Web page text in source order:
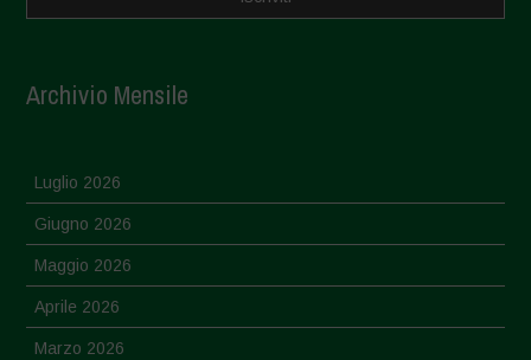
Archivio Mensile
Luglio 2026
Giugno 2026
Maggio 2026
Aprile 2026
Marzo 2026